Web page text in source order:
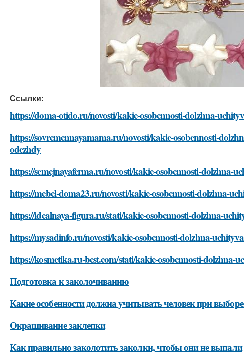
Ссылки:
https://doma-otido.ru/novosti/kakie-osobennosti-dolzhna-
https://sovremennayamama.ru/novosti/kakie-osobennosti-
odezhdy
https://semejnayaferma.ru/novosti/kakie-osobennosti-dolzhna-
https://mebel-doma23.ru/novosti/kakie-osobennosti-dolzhna-
https://idealnaya-figura.ru/stati/kakie-osobennosti-dolzhna-
https://mysadinfo.ru/novosti/kakie-osobennosti-dolzhna-
https://kosmetika.ru-best.com/stati/kakie-osobennosti-
Подготовка к заколочиванию
Какие особенности должна учитывать человек при
Окрашивание заклепки
Как правильно заколотить заколки, чтобы они не выпали